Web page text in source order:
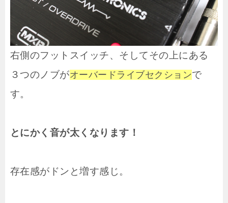
右側のフットスイッチ、そしてその上にある
３つのノブがオーバードライブセクションで
す。
とにかく音が太くなります！
存在感がドンと増す感じ。